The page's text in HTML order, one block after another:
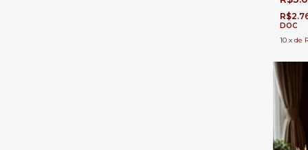
DOC
10 x de